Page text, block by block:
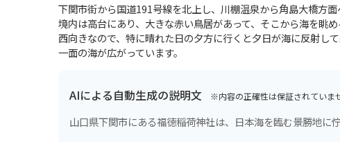
下関市街から国道191号線を北上し、川棚温泉から角島大橋方
境内は高台にあり、大きな赤い鳥居があって、そこから海を眺
西向きなので、特に晴れた日の夕方に行くと夕日が海に反射し
一面の海が広がっています。
AIによる自動生成の説明文 ※内容の正確性は保証されていませ
山口県下関市にある福徳稲荷神社は、日本海を臨む景勝地